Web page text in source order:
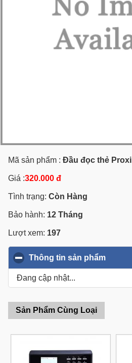
Mã sản phẩm : Đầu đọc thẻ
Giá :320.000 đ
Tình trạng: Còn Hàng
Bảo hành: 12 Tháng
Lượt xem: 197
Thông tin sản phẩm
Đang cập nhật...
Sản Phẩm Cùng Loại